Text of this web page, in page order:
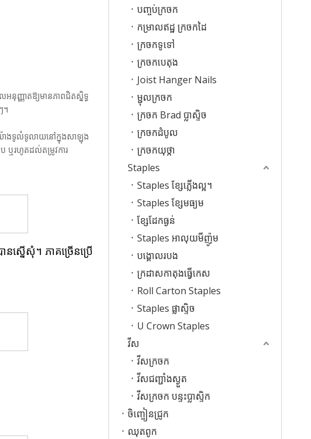
ញ្ញាតឱ្យមានភាពជិតស្និទ្ធ
។
យ៉ាងទូលំទូលាយនៅក្នុងសាឡុង
ប ឬរហូតដល់តម្រូវការ
ស្នើសុំ។ ភាគច្រើនប្រើ
បញ្ចប់ក្រចក
កម្រាលឥដ្ឋ ក្រចកដៃ
ក្រចកទូទៅ
ក្រចកបេតុង
Joist Hanger Nails
ម្ជុលក្រចក
ក្រចក Brad ប្លាស្ទិច
ក្រចកដំបូល
ក្រចកយុថ្កា
Staples
Staples ខ្សែភ្លើងល្អ។
Staples ខ្សែមធ្យម
ខ្សែដែកធ្ងន់
Staples អាលុយមីញ៉ូម
បង្គោលរបង
ក្រដាសកាតុងធ្វើកេស
Roll Carton Staples
Staples ផ្លាស្ទិច
U Crown Staples
វីស
វីសក្រចក
វីសជញ្ជាំងស្ងួត
វីសក្រចក បន្ទះប្លាស្ទិក
ចិញ្ចៀនជ្រូក
ឈុតពូក